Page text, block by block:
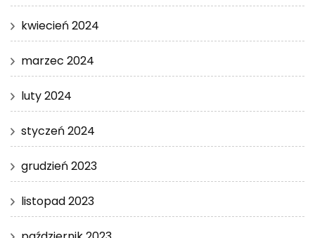
kwiecień 2024
marzec 2024
luty 2024
styczeń 2024
grudzień 2023
listopad 2023